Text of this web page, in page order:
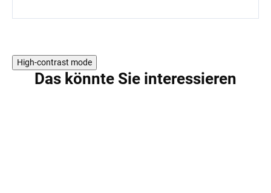
High-contrast mode
Das könnte Sie interessieren